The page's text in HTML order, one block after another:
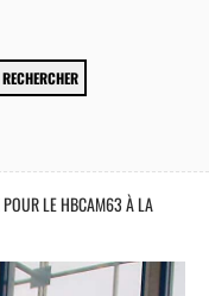
POUR LE HBCAM63 À LA